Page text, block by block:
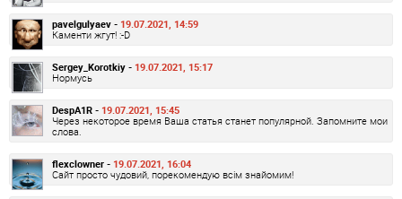
pavelgulyaev - 19.07.2021, 14:59
Каменти жгут! :-D
Sergey_Korotkiy - 19.07.2021, 15:17
Нормусь
DespA1R - 19.07.2021, 15:45
Через некоторое время Ваша статья станет популярной. Запомните мои
слова.
flexclowner - 19.07.2021, 16:04
Сайт просто чудовий, порекомендую всім знайомим!